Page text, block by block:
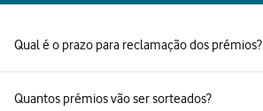
Qual é o prazo para reclamação dos prémios?
Quantos prémios vão ser sorteados?